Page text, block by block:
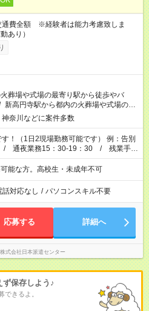
通費全額 ※経験者は能力考慮致しま
あり）
葬場や式場の最寄り駅から徒歩やバ
新高円寺駅から都内の火葬場や式場の最
タクシー等6分 / 不動前駅から都内の
から徒歩やバス、タクシー等8分
奈川などに案件多数
1日2現場勤務可能です） 例：告別
/ 通夜業務15：30-19：30 / 残業手
） ※時間は葬儀により異なります。 ★
務3時間：6,000円～9,000円 （２現場の
の場合14,000円～22,000円）
能な方。高校生・未成年不可
話対応なし / パソコンスキル不要
応募する 詳細へ
株式会社日本派遣センター
ず保存しよう♪
できるよ。